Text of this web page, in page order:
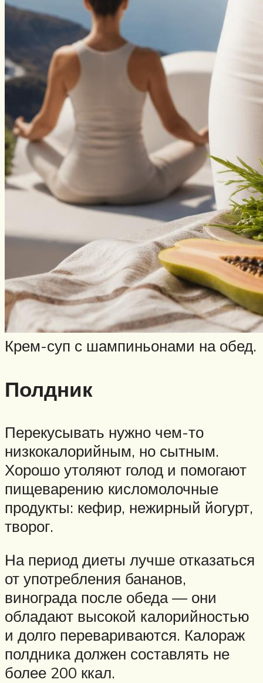
Крем-суп с шампиньонами на обед.
Полдник
Перекусывать нужно чем-то
низкокалорийным, но сытным.
Хорошо утоляют голод и помогают
пищеварению кисломолочные
продукты: кефир, нежирный йогурт,
творог.
На период диеты лучше отказаться
от употребления бананов,
винограда после обеда — они
обладают высокой калорийностью
и долго перевариваются. Калораж
полдника должен составлять не
более 200 ккал.